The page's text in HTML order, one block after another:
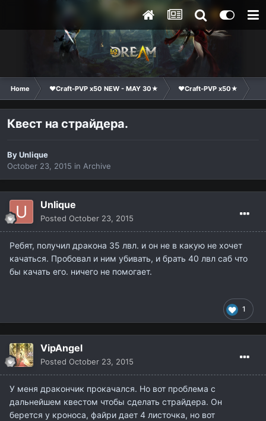
Home ❤Craft-PVP x50 NEW - MAY 30★ ❤Craft-PVP x50★
Квест на страйдера.
ByUnlique
October 23, 2015 in Archive
Unlique
Posted October 23, 2015
Ребят, получил дракона 35 лвл. и он не в какую не хочет
качаться. Пробовал и ним убивать, и брать 40 лвл саб что
бы качать его. ничего не помогает.
1
VipAngel
Posted October 23, 2015
У меня дракончик прокачался. Но вот проблема с
дальнейшем квестом чтобы сделать страйдера. Он
берется у кроноса, файри дает 4 листочка, но вот